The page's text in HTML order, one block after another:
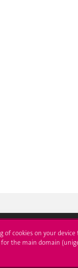
S'inscrire
of cookies on your
the main domain